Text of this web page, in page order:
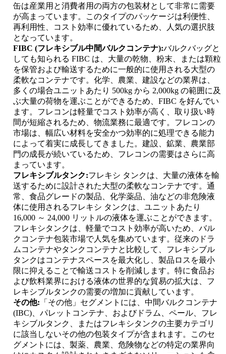
缶は産業用と消費者用の両方の包装材として非常に需要
が高まっています。このタイプのパッケージは利便性、
再利用性、コスト効率に優れているため、人気の選択肢
となっています。
FIBC (フレキシブル中間バルクコンテナ):バルクバッグと
しても知られる FIBC は、大量の乾物、粉末、または顆粒
を保管および輸送するために一般的に使用される大型の
柔軟なコンテナです。化学、農業、建設などの業界は、
多くの場合ユニットあたり 500kg から 2,000kg の範囲に及
ぶ大量の荷物を運ぶことができるため、FIBC を好んでい
ます。フレコンは軽量でコスト効率が高く、取り扱い時
間が短縮されるため、物流業務に最適です。フレコンの
市場は、幅広い材料を安全かつ効率的に処理できる能力
によって着実に成長してきました。建設、鉱業、農業部
門の成長が続いているため、フレコンの需要はさらに高
まっています。
フレキシブルタンク:フレキシ タンクは、大量の液体を輸
送するために設計された大型の柔軟なコンテナです。通
常、食品グレードの製品、化学薬品、油などの非危険液
体に使用されるフレキシ タンクは、ユニットあたり
16,000 ～ 24,000 リットルの液体を運ぶことができます。
フレキシタンクは、軽量でコスト効率が高いため、バル
クコンテナ包装市場で人気を集めています。従来のドラ
ムコンテナやタンクコンテナと比較して、フレキシブル
タンクはコンテナスペースを最大化し、製品ロスを最小
限に抑えることで輸送コストを削減します。特に食品お
よび飲料業界における液体の世界的な貿易の拡大は、フ
レキシブルタンクの需要の増加に貢献しています。
その他: 「その他」セグメントには、中間バルクコンテナ
(IBC)、パレットコンテナ、およびドラム、ペール、フレ
キシブルタンク、またはフレキシタンクの主要カテゴリ
に該当しないその他の包装タイプが含まれます。このセ
グメントには、製薬、農業、危険物などの特定の業界向